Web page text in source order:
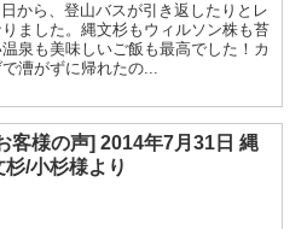
から、登山バスが引き返したりとレ
ました。縄文杉もウィルソン株も苔
泉も美味しいご飯も最高でした！カ
漕がずに帰れたの...
客様の声] 2014年7月31日 縄
杉/小杉様より